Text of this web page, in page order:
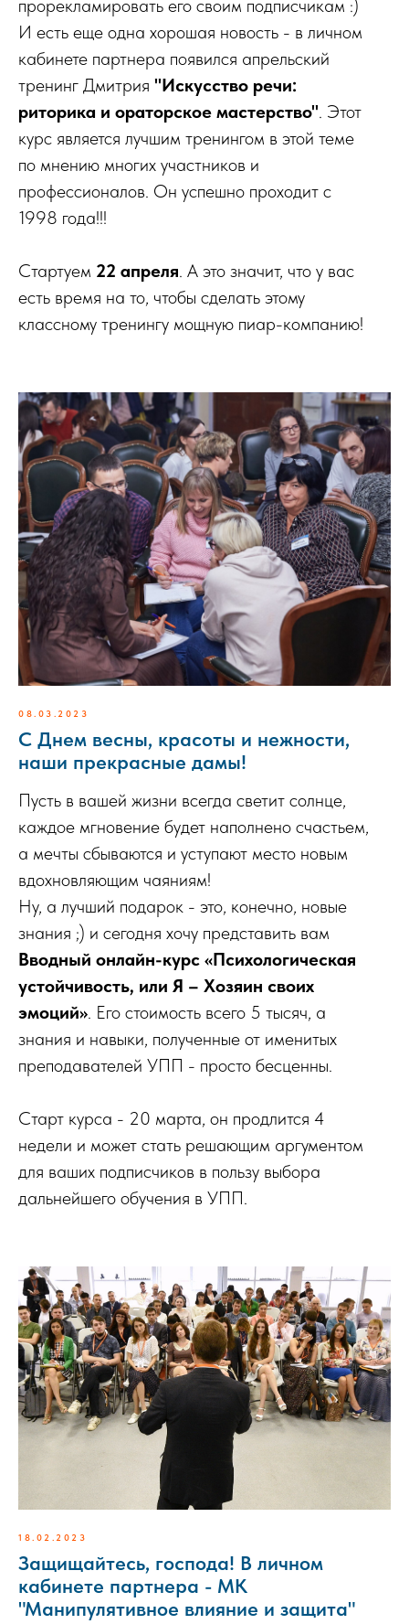
прорекламировать его своим подписчикам :)
И есть еще одна хорошая новость - в личном
кабинете партнера появился апрельский
тренинг Дмитрия "Искусство речи:
риторика и ораторское мастерство". Этот
курс является лучшим тренингом в этой теме
по мнению многих участников и
профессионалов. Он успешно проходит с
1998 года!!!
Стартуем 22 апреля. А это значит, что у вас
есть время на то, чтобы сделать этому
классному тренингу мощную пиар-компанию!
08.03.2023
С Днем весны, красоты и нежности,
наши прекрасные дамы!
Пусть в вашей жизни всегда светит солнце,
каждое мгновение будет наполнено счастьем,
а мечты сбываются и уступают место новым
вдохновляющим чаяниям!
Ну, а лучший подарок - это, конечно, новые
знания ;) и сегодня хочу представить вам
Вводный онлайн-курс «Психологическая
устойчивость, или Я – Хозяин своих
эмоций». Его стоимость всего 5 тысяч, а
знания и навыки, полученные от именитых
преподавателей УПП - просто бесценны.
Старт курса - 20 марта, он продлится 4
недели и может стать решающим аргументом
для ваших подписчиков в пользу выбора
дальнейшего обучения в УПП.
18.02.2023
Защищайтесь, господа! В личном
кабинете партнера - МК
"Манипулятивное влияние и защита"